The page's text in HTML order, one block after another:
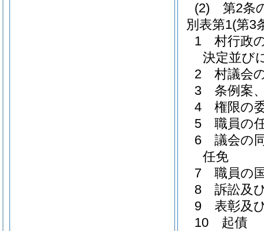
(2)
第2条
別表第1(第3
1 村行政の
決定並び
2 村議会
3 条例案
4 権限の
5 職員の
6 議会の
任免
7 職員の
8 訴訟及
9 表彰及
10 起債